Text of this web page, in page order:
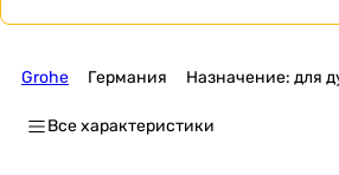
Grohe Германия Назначение: для
Все характеристики